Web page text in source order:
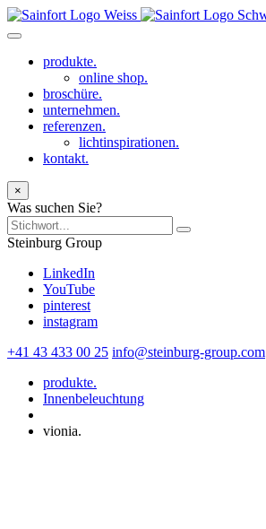
produkte.
online shop.
broschüre.
unternehmen.
referenzen.
lichtinspirationen.
kontakt.
×
Was suchen Sie?
Steinburg Group
LinkedIn
YouTube
pinterest
instagram
+41 43 433 00 25 info@steinburg-group.com
produkte.
Innenbeleuchtung
vionia.